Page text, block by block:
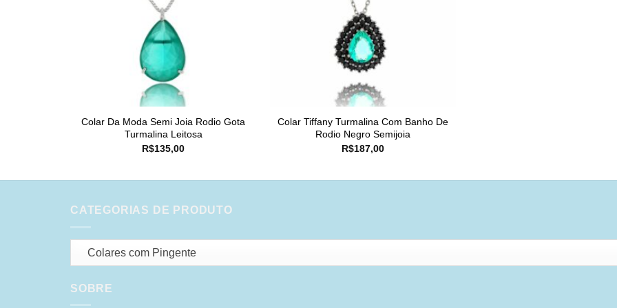
Colar Da Moda Semi Joia Rodio Gota
Turmalina Leitosa
R$135,00
Colar Tiffany Turmalina Com Banho De
Rodio Negro Semijoia
R$187,00
CATEGORIAS DE PRODUTO
Colares com Pingente
SOBRE